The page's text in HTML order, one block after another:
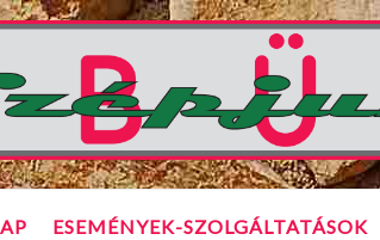
ESEMÉNYEK-SZOLGÁLTATÁSOK